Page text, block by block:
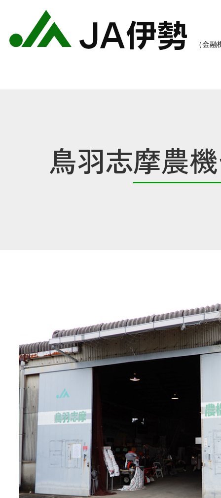
農業のご案内 各種手数料一覧 各種
農業
食
JAバンク
JA共済
鳥羽志摩農